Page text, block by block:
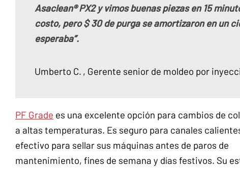
Asaclean® PX2 y vimos buenas piezas en 15
costo, pero $ 30 de purga se amortizaron en un
esperaba”.
Umberto C. , Gerente senior de moldeo por
PF Grade es una excelente opción para cambios de
a altas temperaturas. Es seguro para canales
efectivo para sellar sus máquinas antes de paros de
mantenimiento, fines de semana y días festivos. Su